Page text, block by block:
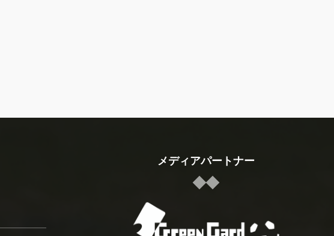
メディアパートナー